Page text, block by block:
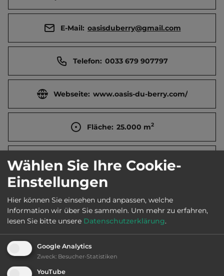
E-Mail: oasisduberry@gmail.com
Telefon: 0033 679 907797
Webseite: www.oasis-du-berry.com/
Fläche: 25.000 m2
Öffnungszeiten: 1.2. bis 30.12.
Telefon:
Sehenswürdigkeiten:
Collège Jean Moulin (12. Jh), Kirche der Priorei Saint-
Gaultier.
Wählen Sie Ihre Cookie-
Einstellungen
Hier können Sie einsehen und anpassen, welche
Information wir über Sie sammeln. Um mehr zu erfahren,
lesen Sie bitte unsere Datenschutzerklärung.
Google Analytics
Zweck: Besucher-Statistiken
YouTube